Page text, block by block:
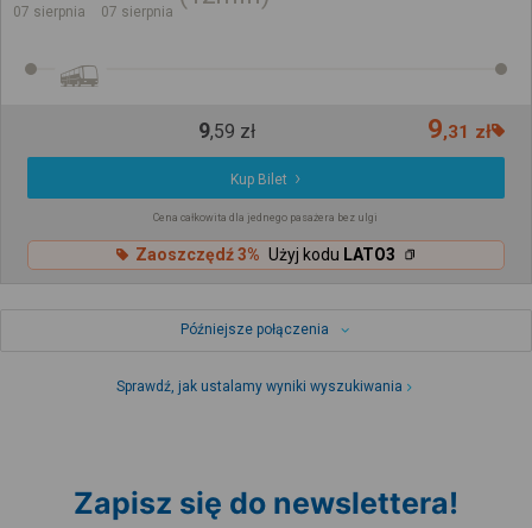
07 sierpnia 07 sierpnia
9,59 zł 9,31 zł
Kup Bilet
Cena całkowita dla jednego pasażera bez ulgi
Zaoszczędź 3% Użyj kodu LATO3
Późniejsze połączenia
Sprawdź, jak ustalamy wyniki wyszukiwania
Zapisz się do newslettera!